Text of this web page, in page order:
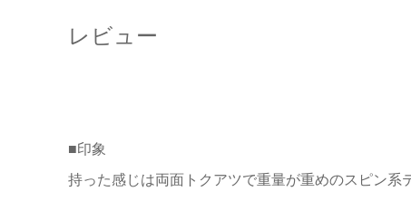
レビュー
■印象
持った感じは両面トクアツで重量が重めのスピン